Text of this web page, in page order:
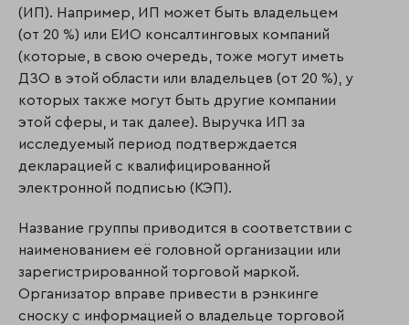
(ИП). Например, ИП может быть владельцем
(от 20 %) или ЕИО консалтинговых компаний
(которые, в свою очередь, тоже могут иметь
ДЗО в этой области или владельцев (от 20 %), у
которых также могут быть другие компании
этой сферы, и так далее). Выручка ИП за
исследуемый период подтверждается
декларацией с квалифицированной
электронной подписью (КЭП).
Название группы приводится в соответствии с
наименованием её головной организации или
зарегистрированной торговой маркой.
Организатор вправе привести в рэнкинге
сноску с информацией о владельце торговой